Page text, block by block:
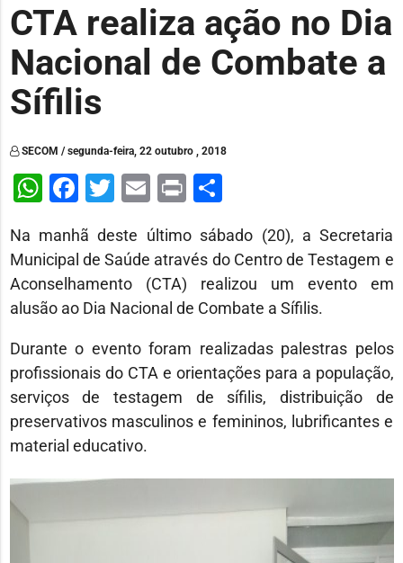
CTA realiza ação no Dia
Nacional de Combate a
Sífilis
SECOM / segunda-feira, 22 outubro , 2018
WhatsApp
Facebook
Twitter
Email
PrintShare
Na manhã deste último sábado (20), a Secretaria
Municipal de Saúde através do Centro de Testagem e
Aconselhamento (CTA) realizou um evento em
alusão ao Dia Nacional de Combate a Sífilis.
Durante o evento foram realizadas palestras pelos
profissionais do CTA e orientações para a população,
serviços de testagem de sífilis, distribuição de
preservativos masculinos e femininos, lubrificantes e
material educativo.